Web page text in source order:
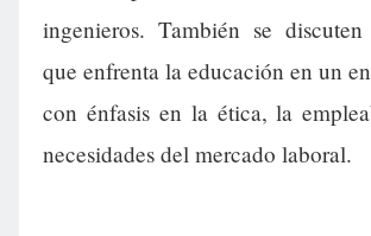
ingenieros. También se
que enfrenta la educación en un
con énfasis en la ética, la
necesidades del mercado laboral.